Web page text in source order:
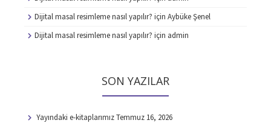
Dijital masal resimleme nasıl yapılır? için Aybüke Şenel
Dijital masal resimleme nasıl yapılır? için admin
SON YAZILAR
Yayındaki e-kitaplarımızTemmuz 16, 2026